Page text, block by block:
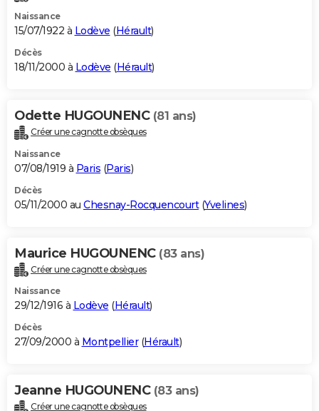
Naissance
15/07/1922 à Lodève (Hérault)
Décès
18/11/2000 à Lodève (Hérault)
Odette HUGOUNENC (81 ans)
Créer une cagnotte obsèques
Naissance
07/08/1919 à Paris (Paris)
Décès
05/11/2000 au Chesnay-Rocquencourt(Yvelines)
Maurice HUGOUNENC (83 ans)
Créer une cagnotte obsèques
Naissance
29/12/1916 à Lodève (Hérault)
Décès
27/09/2000 à Montpellier(Hérault)
Jeanne HUGOUNENC (83 ans)
Créer une cagnotte obsèques